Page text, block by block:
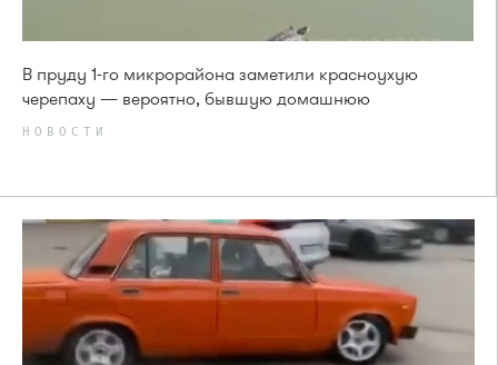
В пруду 1-го микрорайона заметили красноухую
черепаху — вероятно, бывшую домашнюю
НОВОСТИ